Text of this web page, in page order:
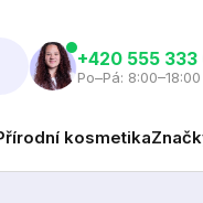
‭+420 555
Po–Pá: 8:00–18:00
kosmetika